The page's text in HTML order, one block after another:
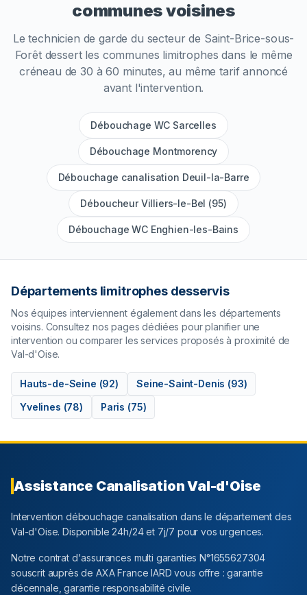
communes voisines
Le technicien de garde du secteur de Saint-Brice-sous-
Forêtdessert les communes limitrophes dans le même
créneau de 30 à 60 minutes, au même tarif annoncé
avant l'intervention.
Débouchage WC Sarcelles
Débouchage Montmorency
Débouchage canalisation Deuil-la-Barre
Déboucheur Villiers-le-Bel (95)
Débouchage WC Enghien-les-Bains
Départements limitrophes desservis
Nos équipes interviennent également dans les départements
voisins. Consultez nos pages dédiées pour planifier une
intervention ou comparer les services proposés à proximité de
Val-d'Oise.
Hauts-de-Seine (92) Seine-Saint-Denis (93)
Yvelines (78) Paris (75)
Assistance CanalisationVal-d'Oise
Intervention débouchage canalisation dans le département des
Val-d'Oise. Disponible 24h/24 et 7j/7 pour vos urgences.
Notre contrat d'assurances multi garanties N°1655627304
souscrit auprès de AXA France IARD vous offre : garantie
décennale, garantie responsabilité civile.